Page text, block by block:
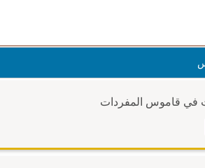
في قاموس المفردات